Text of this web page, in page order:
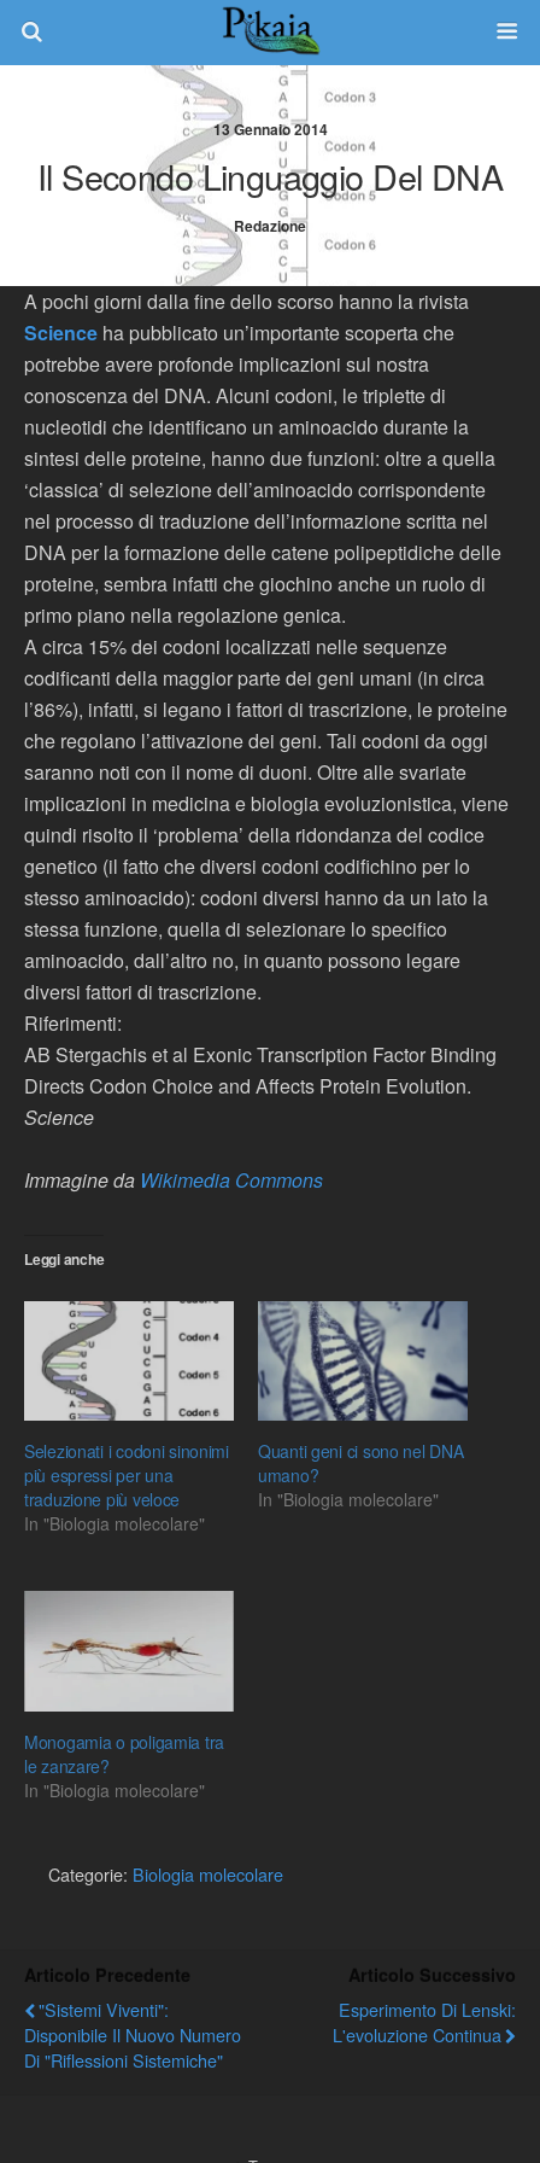
13 Gennaio 2014
Il Secondo Linguaggio Del DNA
Redazione
A pochi giorni dalla fine dello scorso hanno la rivista
Science ha pubblicato un’importante scoperta che
potrebbe avere profonde implicazioni sul nostra
conoscenza del DNA. Alcuni codoni, le triplette di
nucleotidi che identificano un aminoacido durante la
sintesi delle proteine, hanno due funzioni: oltre a quella
‘classica’ di selezione dell’aminoacido corrispondente
nel processo di traduzione dell’informazione scritta nel
DNA per la formazione delle catene polipeptidiche delle
proteine, sembra infatti che giochino anche un ruolo di
primo piano nella regolazione genica.
A circa 15% dei codoni localizzati nelle sequenze
codificanti della maggior parte dei geni umani (in circa
l’86%), infatti, si legano i fattori di trascrizione, le proteine
che regolano l’attivazione dei geni. Tali codoni da oggi
saranno noti con il nome di duoni. Oltre alle svariate
implicazioni in medicina e biologia evoluzionistica, viene
quindi risolto il ‘problema’ della ridondanza del codice
genetico (il fatto che diversi codoni codifichino per lo
stesso aminoacido): codoni diversi hanno da un lato la
stessa funzione, quella di selezionare lo specifico
aminoacido, dall’altro no, in quanto possono legare
diversi fattori di trascrizione.
Riferimenti:
AB Stergachis et al Exonic Transcription Factor Binding
Directs Codon Choice and Affects Protein Evolution.
Science
Immagine da Wikimedia Commons
Leggi anche
Selezionati i codoni sinonimi
più espressi per una
traduzione più veloce
In "Biologia molecolare"
Quanti geni ci sono nel DNA
umano?
In "Biologia molecolare"
Monogamia o poligamia tra
le zanzare?
In "Biologia molecolare"
Categorie: Biologia molecolare
Articolo Precedente
"Sistemi Viventi":
Disponibile Il Nuovo Numero
Di "Riflessioni Sistemiche"
Articolo Successivo
Esperimento Di Lenski:
L'evoluzione Continua